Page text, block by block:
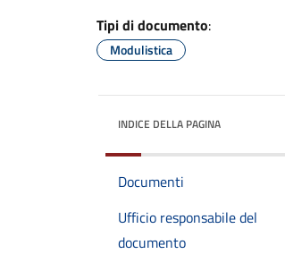
Tipi di documento:
Modulistica
INDICE DELLA PAGINA
Documenti
Ufficio responsabile del
documento